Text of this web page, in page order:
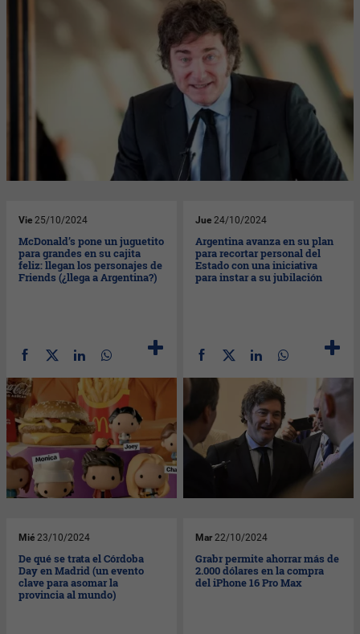
Vie 25/10/2024
McDonald’s pone un juguetito
para grandes en su cajita
feliz: llegan los personajes de
Friends (¿llega a Argentina?)
Jue 24/10/2024
Argentina avanza en su plan
para recortar personal del
Estado con una iniciativa
para instar a su jubilación
Mié 23/10/2024
De qué se trata el Córdoba
Day en Madrid (un evento
clave para asomar la
provincia al mundo)
Mar 22/10/2024
Grabr permite ahorrar más de
2.000 dólares en la compra
del iPhone 16 Pro Max